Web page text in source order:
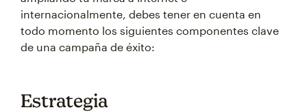
internacionalmente, debes tener en cuenta en
todo momento los siguientes componentes clave
de una campaña de éxito:
Estrategia